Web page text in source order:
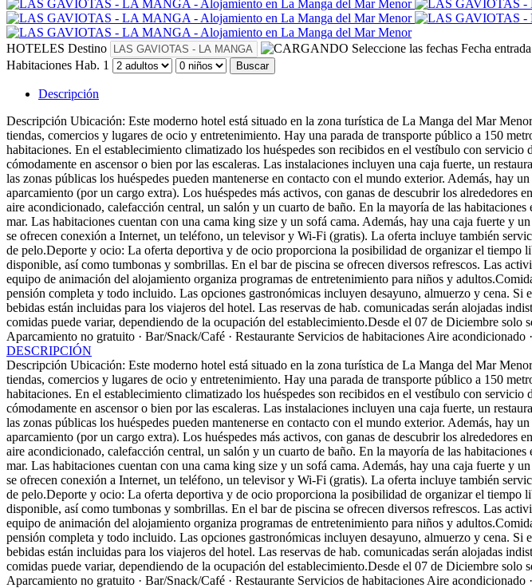
HOTELES Destino Seleccione las fechas Fecha entrada
Habitaciones Hab. 1 Buscar
Descripción
Descripción Ubicación: Este moderno hotel está situado en la zona turística de La Manga del Mar
tiendas, comercios y lugares de ocio y entretenimiento. Hay una parada de transporte público a 150
habitaciones. En el establecimiento climatizado los huéspedes son recibidos en el vestíbulo con
cómodamente en ascensor o bien por las escaleras. Las instalaciones incluyen una caja fuerte, un
las zonas públicas los huéspedes pueden mantenerse en contacto con el mundo exterior. Además, hay
aparcamiento (por un cargo extra). Los huéspedes más activos, con ganas de descubrir los
aire acondicionado, calefacción central, un salón y un cuarto de baño. En la mayoría de las
mar. Las habitaciones cuentan con una cama king size y un sofá cama. Además, hay una caja fuerte y
se ofrecen conexión a Internet, un teléfono, un televisor y Wi-Fi (gratis). La oferta incluye también
de pelo.Deporte y ocio: La oferta deportiva y de ocio proporciona la posibilidad de organizar el
disponible, así como tumbonas y sombrillas. En el bar de piscina se ofrecen diversos refrescos. Las
equipo de animación del alojamiento organiza programas de entretenimiento para niños y
pensión completa y todo incluido. Las opciones gastronómicas incluyen desayuno, almuerzo y cena.
bebidas están incluidas para los viajeros del hotel. Las reservas de hab. comunicadas serán alojadas
comidas puede variar, dependiendo de la ocupación del establecimiento.Desde el 07 de Diciembre solo
Aparcamiento no gratuito · Bar/Snack/Café · Restaurante Servicios de habitaciones Aire acondicionado
DESCRIPCIÓN
Descripción Ubicación: Este moderno hotel está situado en la zona turística de La Manga del Mar
tiendas, comercios y lugares de ocio y entretenimiento. Hay una parada de transporte público a 150
habitaciones. En el establecimiento climatizado los huéspedes son recibidos en el vestíbulo con
cómodamente en ascensor o bien por las escaleras. Las instalaciones incluyen una caja fuerte, un
las zonas públicas los huéspedes pueden mantenerse en contacto con el mundo exterior. Además, hay
aparcamiento (por un cargo extra). Los huéspedes más activos, con ganas de descubrir los
aire acondicionado, calefacción central, un salón y un cuarto de baño. En la mayoría de las
mar. Las habitaciones cuentan con una cama king size y un sofá cama. Además, hay una caja fuerte y
se ofrecen conexión a Internet, un teléfono, un televisor y Wi-Fi (gratis). La oferta incluye también
de pelo.Deporte y ocio: La oferta deportiva y de ocio proporciona la posibilidad de organizar el
disponible, así como tumbonas y sombrillas. En el bar de piscina se ofrecen diversos refrescos. Las
equipo de animación del alojamiento organiza programas de entretenimiento para niños y
pensión completa y todo incluido. Las opciones gastronómicas incluyen desayuno, almuerzo y cena.
bebidas están incluidas para los viajeros del hotel. Las reservas de hab. comunicadas serán alojadas
comidas puede variar, dependiendo de la ocupación del establecimiento.Desde el 07 de Diciembre solo
Aparcamiento no gratuito · Bar/Snack/Café · Restaurante Servicios de habitaciones Aire acondicionado